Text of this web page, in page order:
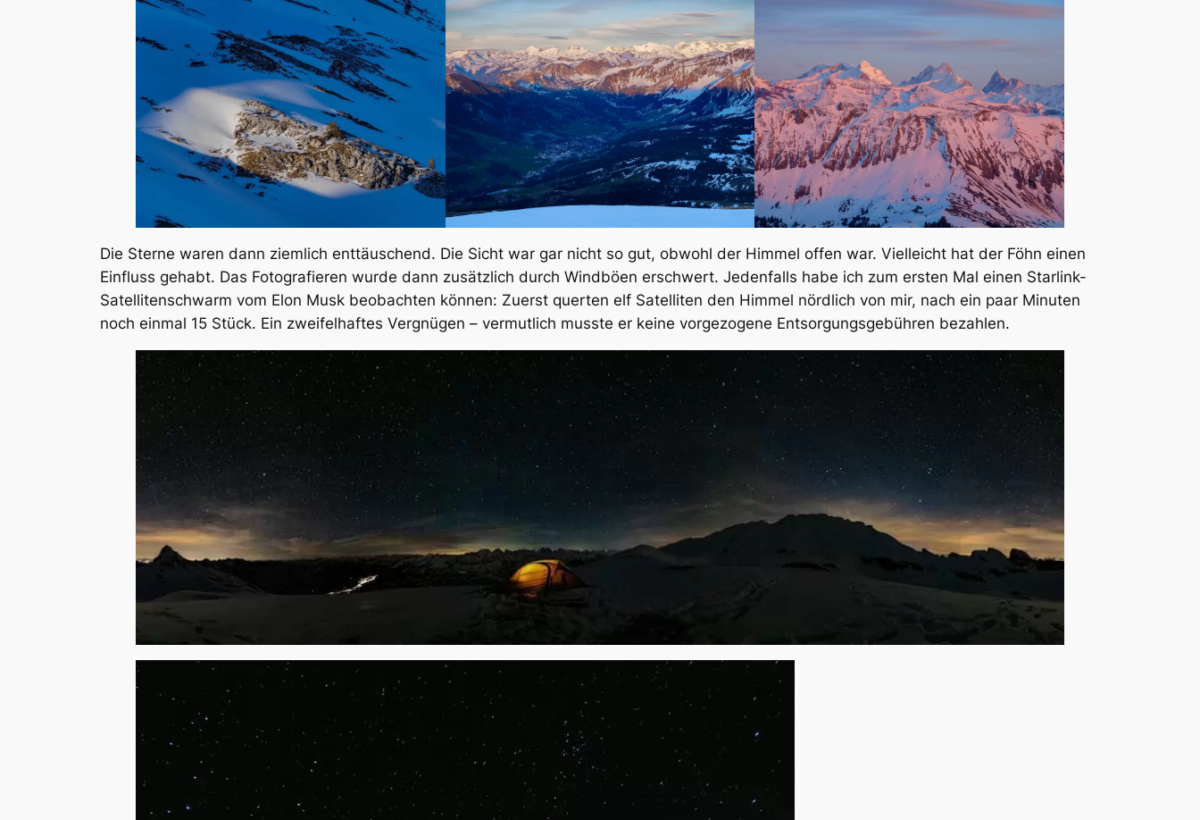
Die Sterne waren dann ziemlich enttäuschend. Die Sicht war gar nicht so gut, obwohl der Himmel offen war. Vielleicht hat der Föhn einen
Einfluss gehabt. Das Fotografieren wurde dann zusätzlich durch Windböen erschwert. Jedenfalls habe ich zum ersten Mal einen Starlink-
Satellitenschwarm vom Elon Musk beobachten können: Zuerst querten elf Satelliten den Himmel nördlich von mir, nach ein paar Minuten
noch einmal 15 Stück. Ein zweifelhaftes Vergnügen – vermutlich musste er keine vorgezogene Entsorgungsgebühren bezahlen.